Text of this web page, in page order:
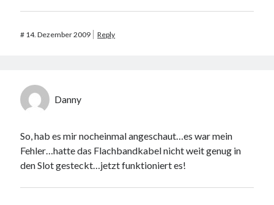
# 14. Dezember 2009 Reply
Danny
So, hab es mir nocheinmal angeschaut…es war mein
Fehler…hatte das Flachbandkabel nicht weit genug in
den Slot gesteckt…jetzt funktioniert es!